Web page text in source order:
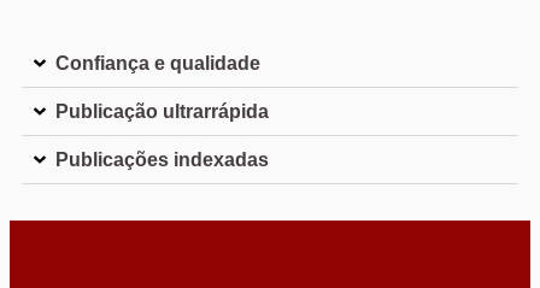
Confiança e qualidade
Publicação ultrarrápida
Publicações indexadas